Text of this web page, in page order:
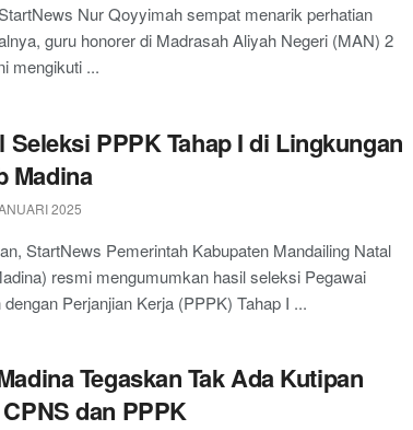
Nur Qoyyimah sempat menarik perhatian
guru honorer di Madrasah Aliyah Negeri (MAN) 2
mengikuti ...
Seleksi PPPK Tahap I di Lingkungan
Madina
2025
StartNews Pemerintah Kabupaten Mandailing Natal
resmi mengumumkan hasil seleksi Pegawai
Perjanjian Kerja (PPPK) Tahap I ...
Tegaskan Tak Ada Kutipan
dan PPPK